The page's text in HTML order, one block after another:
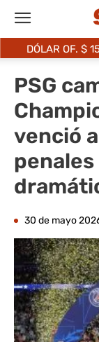
DÓLAR OF. $
PSG
venció
30 de mayo